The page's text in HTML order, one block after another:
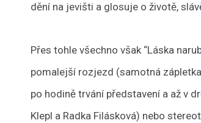
dění na jevišti a glosuje o životě,
Přes tohle všechno však “Láska
pomalejší rozjezd (samotná
po hodině trvání představení a až v
Klepl a Radka Filásková) nebo